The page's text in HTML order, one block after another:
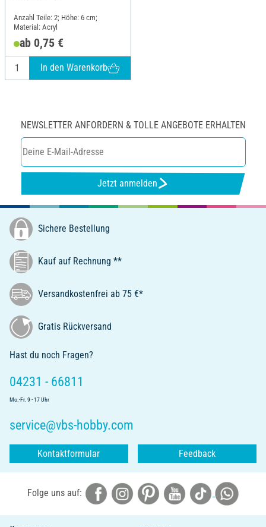
Anzahl Teile: 2; Höhe: 6 cm;
Material: Acryl
ab 0,75 €
In den Warenkorb
NEWSLETTER ANFORDERN & TOLLE ANGEBOTE ERHALTEN
Jetzt anmelden
Sichere Bestellung
Kauf auf Rechnung **
Versandkostenfrei ab 75 €*
Gratis Rückversand
Hast du noch Fragen?
04231 - 66811
Mo.-Fr. 9 - 17 Uhr
service@vbs-hobby.com
Kontaktformular Feedback
Folge uns auf: